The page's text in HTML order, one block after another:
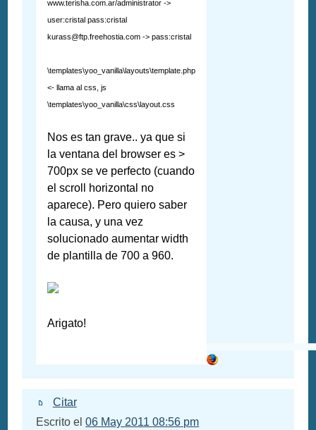
www.terisha.com.ar/administrator ->
user:cristal pass:cristal
kurass@ftp.freehostia.com -> pass:cristal
\templates\yoo_vanilla\layouts\template.php
<- llama al css, js
\templates\yoo_vanilla\css\layout.css
Nos es tan grave.. ya que si
la ventana del browser es >
700px se ve perfecto (cuando
el scroll horizontal no
aparece). Pero quiero saber
la causa, y una vez
solucionado aumentar width
de plantilla de 700 a 960.
Arigato!
Citar
Escrito el06 May 2011 08:56 pm